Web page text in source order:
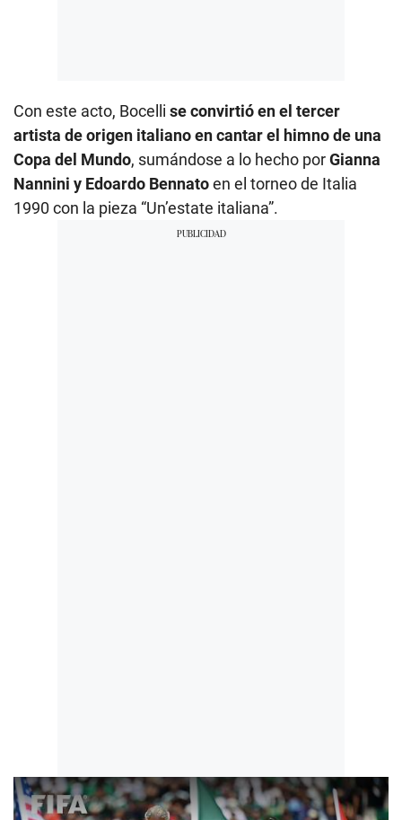
Con este acto, Bocelli se convirtió en el tercer
artista de origen italiano en cantar el himno de una
Copa del Mundo, sumándose a lo hecho porGianna
Nannini y Edoardo Bennatoen el torneo de Italia
1990 con la pieza “Un’estate italiana”.